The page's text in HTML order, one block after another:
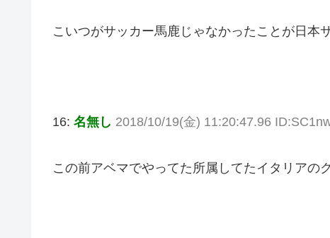
こいつがサッカー馬鹿じゃなかったことが日本
16: 名無し 2018/10/19(金) 11:20:47.96
この前アベマでやってた所属してたイタリアの